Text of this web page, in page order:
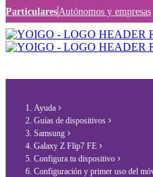
Particulares Autónomos y empresas
Ayuda
Guías de dispositivos
Samsung
Galaxy Z Flip7 FE
Configura tu dispositivo
Configuración y primer uso del